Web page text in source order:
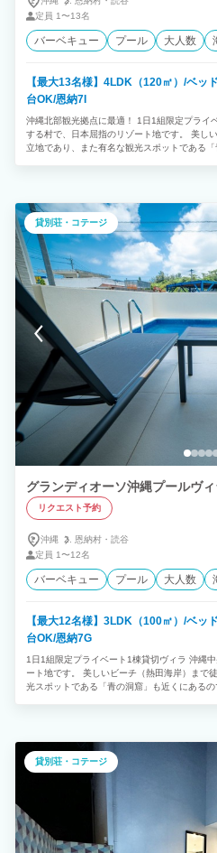
定員 1〜13名
バーベキュー プール 大人数
【最大13名様】4LDK（120㎡）/ベッ
台OK/恩納7I
沖縄北部観光拠点に最適！ 1日1組限定プライ
する村で、日本屈指のリゾート地です。 美し
立地であり、また有名な観光スポットである
貸別荘・コテージ
グランディオーソ沖縄プールヴ
リクエスト予約
沖縄 恩納村・ 読谷
定員 1〜12名
バーベキュー プール 大人数
【最大12名様】3LDK（100㎡）/ベッ
台OK/恩納7G
1日1組限定プライベート1棟貸切ヴィラ 沖縄
ート地です。 美しいビーチ（熱田海岸）まで
光スポットである「青の洞窟」も近くにある
貸別荘・コテージ